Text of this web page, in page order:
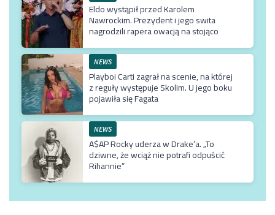
Eldo wystąpił przed Karolem
Nawrockim. Prezydent i jego swita
nagrodzili rapera owacją na stojąco
NEWS
Playboi Carti zagrał na scenie, na której
z reguły występuje Skolim. U jego boku
pojawiła się Fagata
NEWS
A$AP Rocky uderza w Drake’a. „To
dziwne, że wciąż nie potrafi odpuścić
Rihannie”